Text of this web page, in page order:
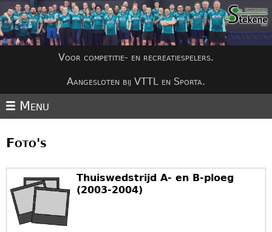
Jump to navigation
Voor competitie- en recreatiespelers.
Aangesloten bij VTTL en Sporta.
Menu
Foto's
Thuiswedstrijd A- en B-ploeg
(2003-2004)